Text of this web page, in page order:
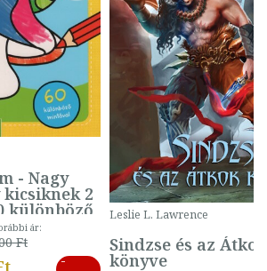
- Nagy
2
különböző
ár:
Ft
-
Leslie L. Lawrence
Sindzse és az Átkok
könyve